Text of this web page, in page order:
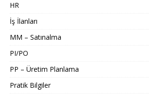
HR
İş İlanları
MM – Satınalma
PI/PO
PP – Üretim Planlama
Pratik Bilgiler